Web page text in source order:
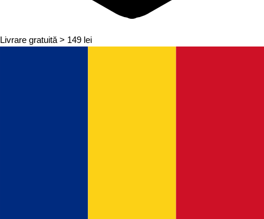
Livrare gratuită > 149 lei